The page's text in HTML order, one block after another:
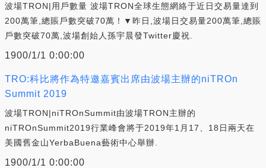
波場TRON|用戶數量 波場TRON全球生態網絡于近日交易量達到
200萬筆,總賬戶數突破70萬！▼昨日,波場日交易量200萬筆,總賬
戶數突破70萬,波場創始人孫宇晨發Twitter慶祝.
1900/1/1 0:00:00
TRO:科比將作為特邀嘉賓出席由波場主辦的niTROn
Summit 2019
波場TRON|niTROnSummit由波場TRON主辦的
niTROnSummit2019行業峰會將于2019年1月17、18日兩天在
美國舊金山YerbaBuena藝術中心舉辦.
1900/1/1 0:00:00